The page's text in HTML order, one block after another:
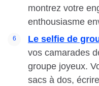
montrez votre
enthousiasme
Le selfie de
vos camarades
groupe joyeux.
sacs à dos,